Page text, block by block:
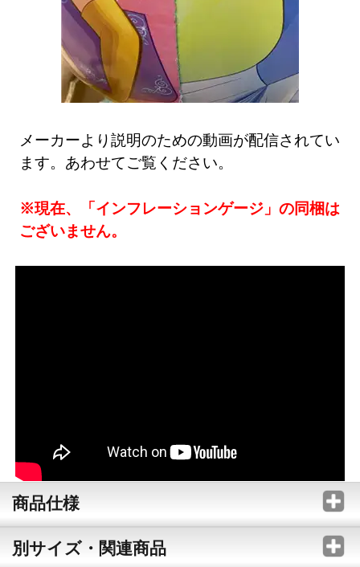
メーカーより説明のための動画が配信されてい
ます。あわせてご覧ください。
※現在、「インフレーションゲージ」の同梱は
ございません。
商品仕様
別サイズ・関連商品